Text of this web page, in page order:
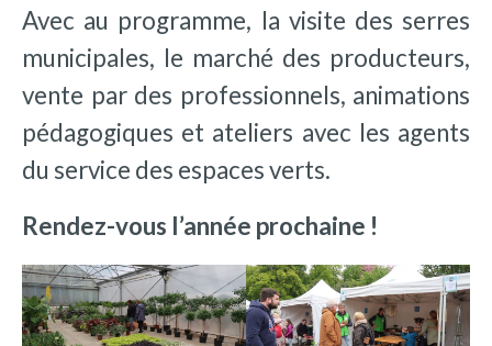
Avec au programme, la visite des serres
municipales, le marché des producteurs,
vente par des professionnels, animations
pédagogiques et ateliers avec les agents
du service des espaces verts.
Rendez-vous l’année prochaine !